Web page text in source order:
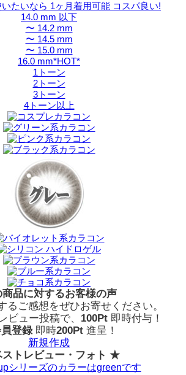
14.0 mm 以下
〜 14.2 mm
〜 14.5 mm
〜 15.0 mm
16.0 mm*HOT*
1トーン
2トーン
3トーン
4トーン以上
商品に対するお客様の声
るご感想をぜひお寄せください。
ビュー投稿で、 100Pt 即時付与！
登録即時200Pt 進呈！
新規作成
トレビュー・フォト ★